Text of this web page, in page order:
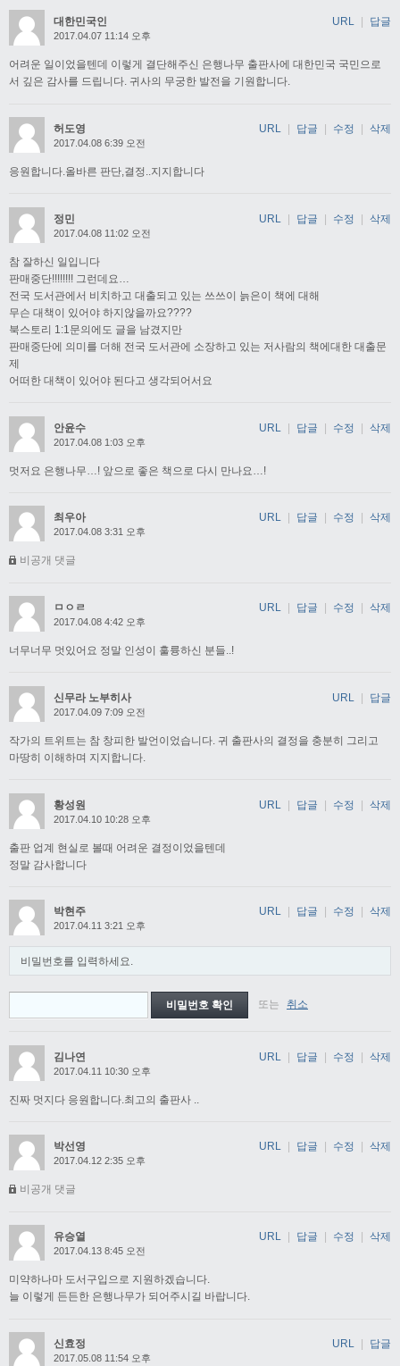
대한민국인
2017.04.07 11:14 오후
어려운 일이었을텐데 이렇게 결단해주신 은행나무 출판사에 대한민국 국민으로
서 깊은 감사를 드립니다. 귀사의 무궁한 발전을 기원합니다.
URL 답글
허도영
2017.04.08 6:39 오전
응원합니다.올바른 판단,결정..지지합니다
URL 답글 수정 삭제
정민
2017.04.08 11:02 오전
참 잘하신 일입니다
판매중단!!!!!!!! 그런데요…
전국 도서관에서 비치하고 대출되고 있는 쓰쓰이 늙은이 책에 대해
무슨 대책이 있어야 하지않을까요????
북스토리 1:1문의에도 글을 남겼지만
판매중단에 의미를 더해 전국 도서관에 소장하고 있는 저사람의 책에대한 대출문
제
어떠한 대책이 있어야 된다고 생각되어서요
URL | 답글 | 수정 | 삭제
안윤수
2017.04.08 1:03 오후
멋저요 은행나무…! 앞으로 좋은 책으로 다시 만나요…!
URL | 답글 | 수정 | 삭제
최우아
2017.04.08 3:31 오후
비공개 댓글
URL 답글 수정 삭제
ㅁㅇㄹ
2017.04.08 4:42 오후
너무너무 멋있어요 정말 인성이 훌륭하신 분들..!
URL 답글 수정 삭제
신무라 노부히사
2017.04.09 7:09 오전
작가의 트위트는 참 창피한 발언이었습니다. 귀 출판사의 결정을 충분히 그리고
마땅히 이해하며 지지합니다.
URL | 답글
황성원
2017.04.10 10:28 오후
출판 업계 현실로 볼때 어려운 결정이었을텐데
정말 감사합니다
URL | 답글 | 수정 | 삭제
박현주
2017.04.11 3:21 오후
비밀번호를 입력하세요.
또는 취소
URL 답글 수정 삭제
김나연
2017.04.11 10:30 오후
진짜 멋지다 응원합니다.최고의 출판사 ..
URL | 답글 | 수정 | 삭제
박선영
2017.04.12 2:35 오후
비공개 댓글
URL 답글 수정 삭제
유승열
2017.04.13 8:45 오전
미약하나마 도서구입으로 지원하겠습니다.
늘 이렇게 든든한 은행나무가 되어주시길 바랍니다.
URL 답글 수정 삭제
신효정
2017.05.08 11:54 오후
URL 답글